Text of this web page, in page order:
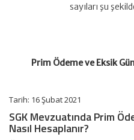
sayıları şu
Prim Ödeme ve Eksik Gün
Tarih: 16 Şubat 2021
SGK Mevzuatında Prim
Nasıl Hesaplanır?